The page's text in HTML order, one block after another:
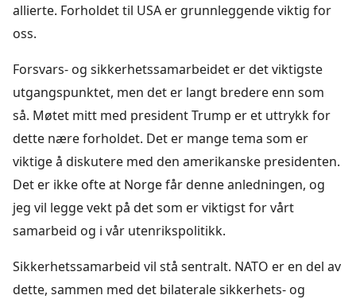
allierte. Forholdet til USA er grunnleggende viktig for
oss.
Forsvars- og sikkerhetssamarbeidet er det viktigste
utgangspunktet, men det er langt bredere enn som
så. Møtet mitt med president Trump er et uttrykk for
dette nære forholdet. Det er mange tema som er
viktige å diskutere med den amerikanske presidenten.
Det er ikke ofte at Norge får denne anledningen, og
jeg vil legge vekt på det som er viktigst for vårt
samarbeid og i vår utenrikspolitikk.
Sikkerhetssamarbeid vil stå sentralt. NATO er en del av
dette, sammen med det bilaterale sikkerhets- og